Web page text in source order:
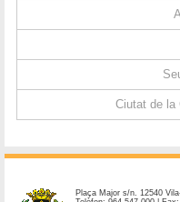
Ciutat de la
Plaça Major s/n. 12540